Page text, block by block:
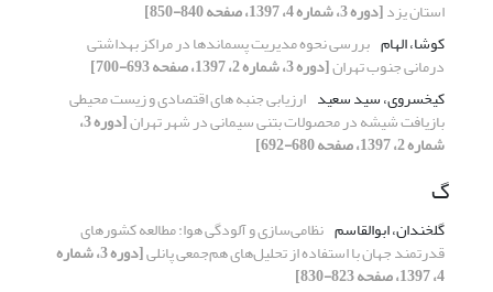
استان یزد[دوره 3، شماره 4، 1397، صفحه 840-850]
کوشا، الهام بررسی نحوه مدیریت پسماندها در مراکز بهداشتی
درمانی جنوب تهران[دوره 3، شماره 2، 1397، صفحه 693-700]
کیخسروی، سید سعید ارزیابی جنبه های اقتصادی و زیست محیطی
بازیافت شیشه در محصولات بتنی سیمانی در شهر تهران [دوره 3،
شماره 2، 1397، صفحه 680-692]
گ
گلخندان، ابوالقاسم نظامی‌سازی و آلودگی هوا: مطالعه کشورهای
قدرتمند جهان با استفاده از تحلیل‌های هم‌جمعی پانلی [دوره 3، شماره
4، 1397، صفحه 823-830]